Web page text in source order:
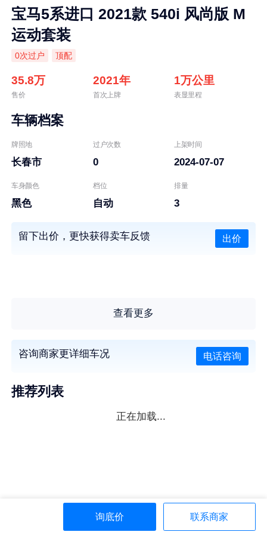
宝马5系进口 2021款 540i 风尚版 M
运动套装
0次过户 顶配
35.8万
售价
2021年
首次上牌
1万公里
表显里程
车辆档案
牌照地
长春市
过户次数
0
上架时间
2024-07-07
车身颜色
黑色
档位
自动
排量
3
留下出价，更快获得卖车反馈 出价
查看更多
咨询商家更详细车况 电话咨询
推荐列表
正在加载...
询底价 联系商家